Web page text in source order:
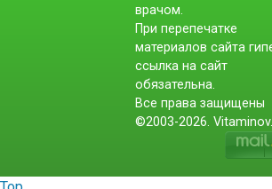
врачом.
При перепечатке
материалов сайта
ссылка на сайт
обязательна.
Все права защищены
©2003-2026.